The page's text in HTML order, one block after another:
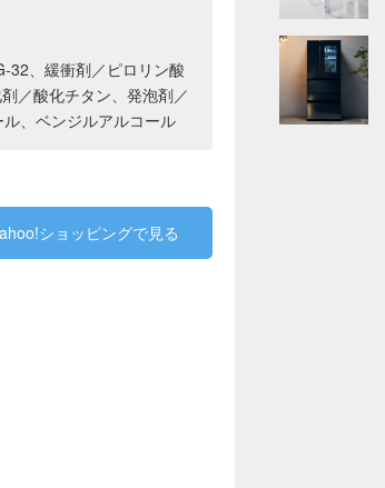
32、緩衝剤／ピロリン酸
／酸化チタン、発泡剤／
、ベンジルアルコール
ショッピングで見る